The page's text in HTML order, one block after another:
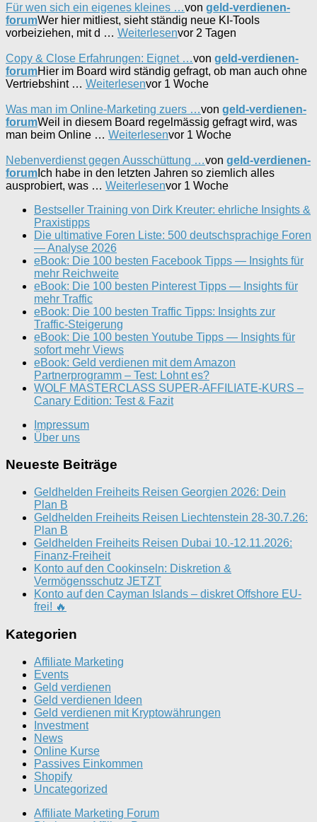
Für wen sich ein eigenes kleines …von geld-verdienen-
forumWer hier mitliest, sieht ständig neue KI-Tools
vorbeiziehen, mit d … Weiterlesenvor 2 Tagen
Copy & Close Erfahrungen: Eignet …von geld-verdienen-
forumHier im Board wird ständig gefragt, ob man auch ohne
Vertriebshint … Weiterlesenvor 1 Woche
Was man im Online-Marketing zuers …von geld-verdienen-
forumWeil in diesem Board regelmässig gefragt wird, was
man beim Online … Weiterlesenvor 1 Woche
Nebenverdienst gegen Ausschüttung …von geld-verdienen-
forum Ich habe in den letzten Jahren so ziemlich alles
ausprobiert, was … Weiterlesenvor 1 Woche
Bestseller Training von Dirk Kreuter: ehrliche Insights &
Praxistipps
Die ultimative Foren Liste: 500 deutschsprachige Foren
— Analyse 2026
eBook: Die 100 besten Facebook Tipps — Insights für
mehr Reichweite
eBook: Die 100 besten Pinterest Tipps — Insights für
mehr Traffic
eBook: Die 100 besten Traffic Tipps: Insights zur
Traffic-Steigerung
eBook: Die 100 besten Youtube Tipps — Insights für
sofort mehr Views
eBook: Geld verdienen mit dem Amazon
Partnerprogramm – Test: Lohnt es?
WOLF MASTERCLASS SUPER-AFFILIATE-KURS –
Canary Edition: Test & Fazit
Impressum
Über uns
Neueste Beiträge
Geldhelden Freiheits Reisen Georgien 2026: Dein
Plan B
Geldhelden Freiheits Reisen Liechtenstein 28-30.7.26:
Plan B
Geldhelden Freiheits Reisen Dubai 10.-12.11.2026:
Finanz-Freiheit
Konto auf den Cookinseln: Diskretion &
Vermögensschutz JETZT
Konto auf den Cayman Islands – diskret Offshore EU-
frei! 🔥
Kategorien
Affiliate Marketing
Events
Geld verdienen
Geld verdienen Ideen
Geld verdienen mit Kryptowährungen
Investment
News
Online Kurse
Passives Einkommen
Shopify
Uncategorized
Affiliate Marketing Forum